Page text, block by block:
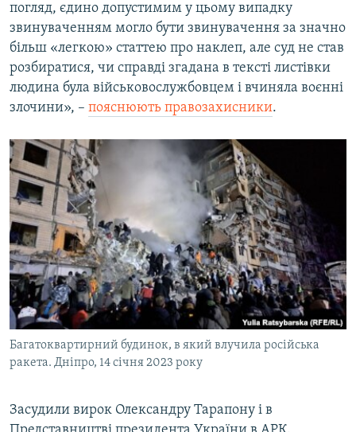
погляд, єдино допустимим у цьому випадку
звинуваченням могло бути звинувачення за значно
більш «легкою» статтею про наклеп, але суд не став
розбиратися, чи справді згадана в тексті листівки
людина була військовослужбовцем і вчиняла воєнні
злочини», – пояснюють правозахисники.
Багатоквартирний будинок, в який влучила російська
ракета. Дніпро, 14 січня 2023 року
Засудили вирок Олександру Тарапону і в